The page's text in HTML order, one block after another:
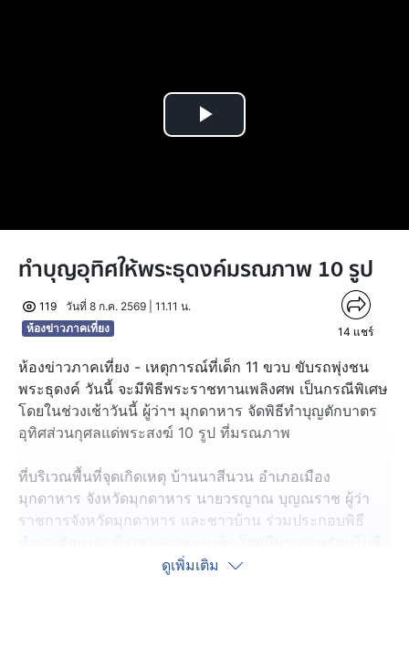
Play
ทำบุญอุทิศให้พระธุดงค์มรณภาพ 10 รูป
119
วันที่ 8 ก.ค. 2569 | 11.11 น.
ห้องข่าวภาคเที่ยง
14 แชร์
ห้องข่าวภาคเที่ยง - เหตุการณ์ที่เด็ก 11 ขวบ ขับรถพุ่งชน
พระธุดงค์ วันนี้ จะมีพิธีพระราชทานเพลิงศพ เป็นกรณีพิเศษ
โดยในช่วงเช้าวันนี้ ผู้ว่าฯ มุกดาหาร จัดพิธีทำบุญตักบาตร
อุทิศส่วนกุศลแด่พระสงฆ์ 10 รูป ที่มรณภาพ
ที่บริเวณพื้นที่จุดเกิดเหตุ บ้านนาสีนวน อำเภอเมือง
มุกดาหาร จังหวัดมุกดาหาร นายวรญาณ บุญณราช ผู้ว่า
ราชการจังหวัดมุกดาหาร และชาวบ้าน ร่วมประกอบพิธี
เจ้าคณะจังหวัดมุกดาหาร เป็นประธานฝ่ายสงฆ์
ดูเพิ่มเติม